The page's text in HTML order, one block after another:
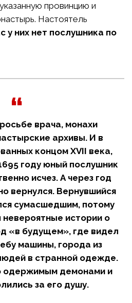
провинцию и
Настоятель
у них нет послушника по
врача, монахи
архивы. И в
концом XVII века,
году юный послушник
исчез. А через год
вернулся. Вернувшийся
сумасшедшим, потому
невероятные истории о
«в будущем», где видел
машины, города из
в странной одежде.
одержимым демонами и
за его душу.